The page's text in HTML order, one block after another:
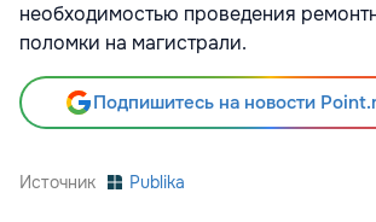
необходимостью проведения
поломки на магистрали.
Подпишитесь на новости
Источник Publika